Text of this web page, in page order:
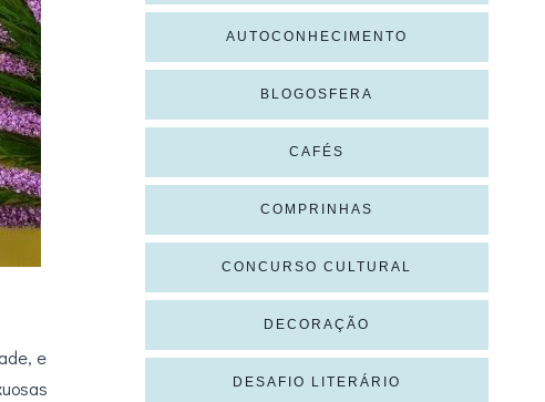
e
AUTOCONHECIMENTO
BLOGOSFERA
CAFÉS
COMPRINHAS
CONCURSO CULTURAL
DECORAÇÃO
DESAFIO LITERÁRIO